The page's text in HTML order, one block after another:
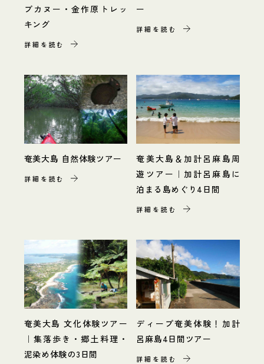
ブカヌー・金作原トレッ
キング
詳細を読む
ー
詳細を読む
奄美大島 自然体験ツアー
詳細を読む
奄美大島＆加計呂麻島周
遊ツアー｜加計呂麻島に
泊まる島めぐり4日間
詳細を読む
奄美大島 文化体験ツアー
｜集落歩き・郷土料理・
泥染め体験の3日間
ディープ奄美体験！加計
呂麻島4日間ツアー
詳細を読む